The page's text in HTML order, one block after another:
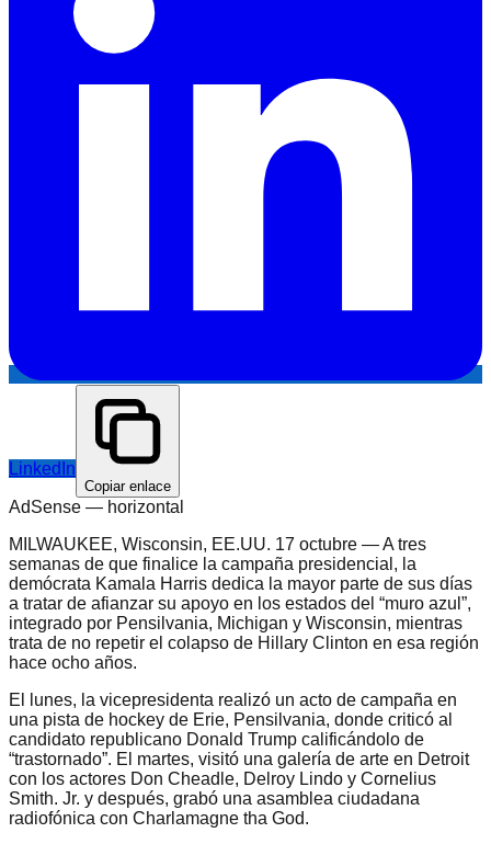
LinkedIn
Copiar enlace
AdSense — horizontal
MILWAUKEE, Wisconsin, EE.UU. 17 octubre — A tres
semanas de que finalice la campaña presidencial, la
demócrata Kamala Harris dedica la mayor parte de sus días
a tratar de afianzar su apoyo en los estados del “muro azul”,
integrado por Pensilvania, Michigan y Wisconsin, mientras
trata de no repetir el colapso de Hillary Clinton en esa región
hace ocho años.
El lunes, la vicepresidenta realizó un acto de campaña en
una pista de hockey de Erie, Pensilvania, donde criticó al
candidato republicano Donald Trump calificándolo de
“trastornado”. El martes, visitó una galería de arte en Detroit
con los actores Don Cheadle, Delroy Lindo y Cornelius
Smith. Jr. y después, grabó una asamblea ciudadana
radiofónica con Charlamagne tha God.